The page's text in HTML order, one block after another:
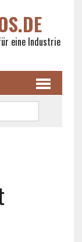
eine Industrie